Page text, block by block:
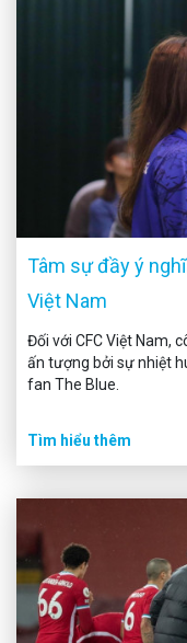
Tâm sự đầy ý
Việt Nam
Đối với CFC Việt Nam,
ấn tượng bởi sự nhiệt
fan The Blue.
Tìm hiểu thêm